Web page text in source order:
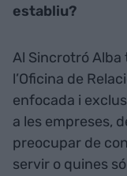
establiu?
Al Sincrotró Alba
l’Oficina de
enfocada i
a les empreses,
preocupar de
servir o quines